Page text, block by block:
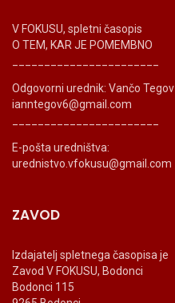
V FOKUSU, spletni časopis
O TEM, KAR JE POMEMBNO
Odgovorni urednik: Vančo Tegov
ianntegov6@gmail.com
E-pošta uredništva:
urednistvo.vfokusu@gmail.com
ZAVOD
Izdajatelj spletnega časopisa je
Zavod V FOKUSU, Bodonci
Bodonci 115